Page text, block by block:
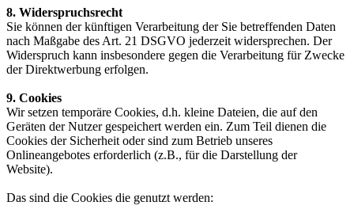
8. Widerspruchsrecht
Sie können der künftigen Verarbeitung der Sie betreffenden Daten
nach Maßgabe des Art. 21 DSGVO jederzeit widersprechen. Der
Widerspruch kann insbesondere gegen die Verarbeitung für Zwecke
der Direktwerbung erfolgen.
9. Cookies
Wir setzen temporäre Cookies, d.h. kleine Dateien, die auf den
Geräten der Nutzer gespeichert werden ein. Zum Teil dienen die
Cookies der Sicherheit oder sind zum Betrieb unseres
Onlineangebotes erforderlich (z.B., für die Darstellung der
Website).
Das sind die Cookies die genutzt werden: